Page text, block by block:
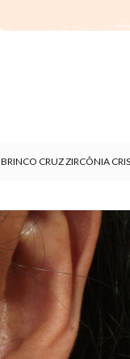
BRINCO CRUZ ZIRCÔNIA